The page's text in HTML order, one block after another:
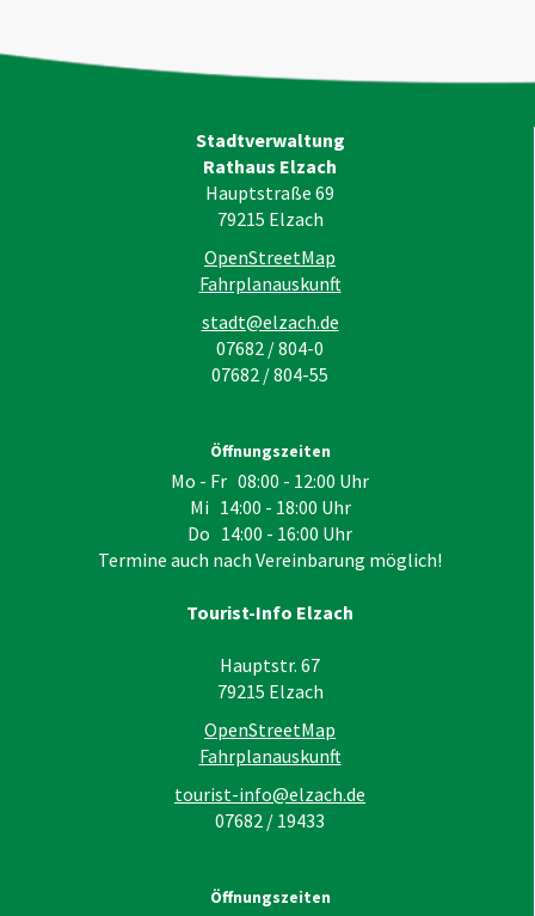
Stadtverwaltung
Rathaus Elzach
Hauptstraße 69
79215 Elzach
OpenStreetMap
Fahrplanauskunft
stadt@elzach.de
07682 / 804-0
07682 / 804-55
Öffnungszeiten
Mo - Fr 08:00 - 12:00 Uhr
Mi 14:00 - 18:00 Uhr
Do 14:00 - 16:00 Uhr
Termine auch nach Vereinbarung möglich!
Tourist-Info Elzach
Hauptstr. 67
79215 Elzach
OpenStreetMap
Fahrplanauskunft
tourist-info@elzach.de
07682 / 19433
Öffnungszeiten